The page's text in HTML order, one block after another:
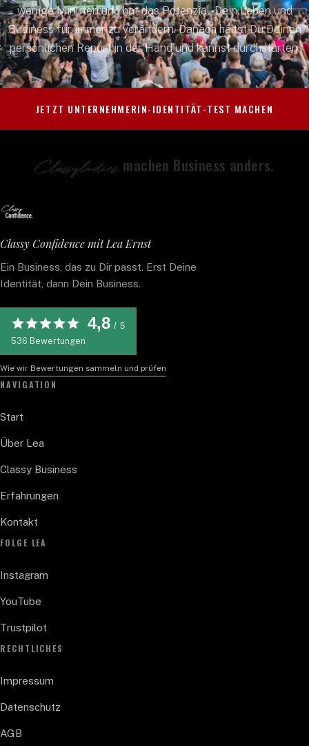
wenige Minuten und hat das Potenzial, Dein Leben und
Business für immer zu verändern. Danach hältst Du Deinen
persönlichen Report in der Hand und kannst durchstarten.
JETZT UNTERNEHMERIN-IDENTITÄT-TEST MACHEN
Classyladies machen Business anders.
Classy Confidence mit Lea Ernst
Ein Business, das zu Dir passt. Erst Deine
Identität, dann Dein Business.
4,8 / 5
536 Bewertungen
Wie wir Bewertungen sammeln und prüfen
NAVIGATION
Start
Über Lea
Classy Business
Erfahrungen
Kontakt
FOLGE LEA
Instagram
YouTube
Trustpilot
RECHTLICHES
Impressum
Datenschutz
AGB